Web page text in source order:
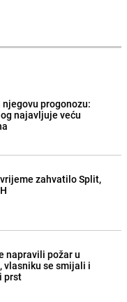
progonozu:
najavljuje veću
zahvatilo Split,
napravili požar u
vlasniku se smijali i
prst